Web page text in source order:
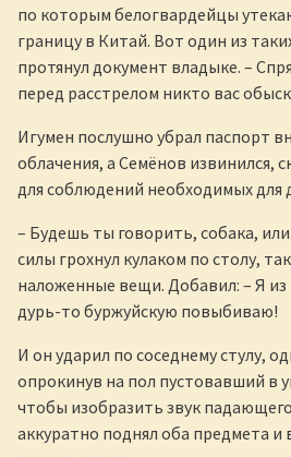
по которым белогвардейцы
границу в Китай. Вот один из
протянул документ владыке. –
перед расстрелом никто вас
Игумен послушно убрал паспорт
облачения, а Семёнов извинился,
для соблюдений необходимых для
– Будешь ты говорить, собака, или
силы грохнул кулаком по столу,
наложенные вещи. Добавил: – Я
дурь-то буржуйскую повыбиваю!
И он ударил по соседнему стулу,
опрокинув на пол пустовавший в
чтобы изобразить звук
аккуратно поднял оба предмета и